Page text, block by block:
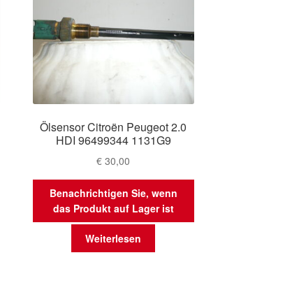
Ölsensor Citroën Peugeot 2.0
HDI 96499344 1131G9
€ 30,00
Benachrichtigen Sie, wenn
das Produkt auf Lager ist
Weiterlesen